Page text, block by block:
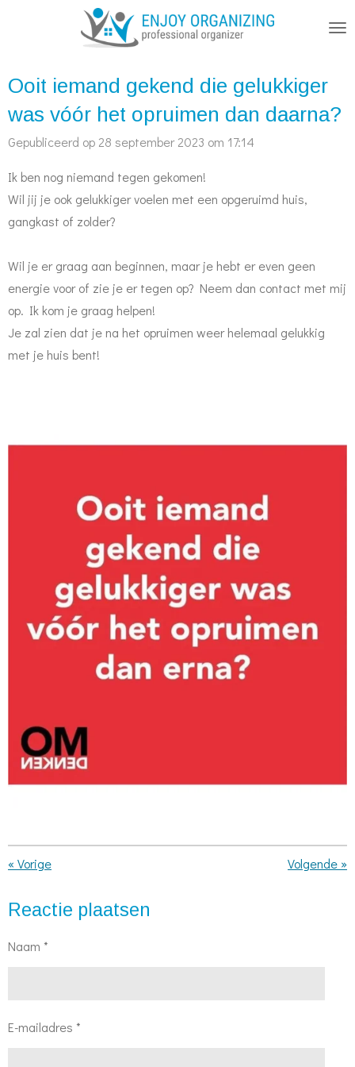
de
hoofdinhoud
Ooit iemand gekend die gelukkiger
was vóór het opruimen dan daarna?
Gepubliceerd op 28 september 2023 om 17:14
Ik ben nog niemand tegen gekomen!
Wil jij je ook gelukkiger voelen met een opgeruimd huis,
gangkast of zolder?
Wil je er graag aan beginnen, maar je hebt er even geen
energie voor of zie je er tegen op? Neem dan contact met mij
op. Ik kom je graag helpen!
Je zal zien dat je na het opruimen weer helemaal gelukkig
met je huis bent!
« Vorige Volgende »
Reactie plaatsen
Naam *
E-mailadres *